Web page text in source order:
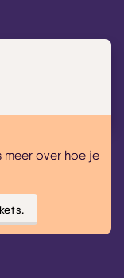
meer over hoe je